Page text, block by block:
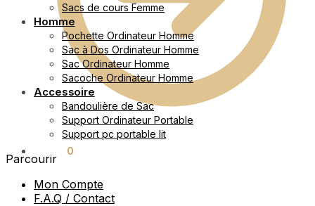
0
Sacs de cours Femme
Homme
Pochette Ordinateur Homme
Sac à Dos Ordinateur Homme
Sac Ordinateur Homme
Sacoche Ordinateur Homme
Accessoire
Bandoulière de Sac
Support Ordinateur Portable
Support pc portable lit
Parcourir
Mon Compte
F.A.Q / Contact